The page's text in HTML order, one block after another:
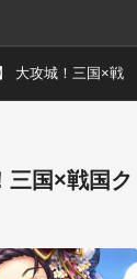
大攻城！三国×戦
三国×戦国ク